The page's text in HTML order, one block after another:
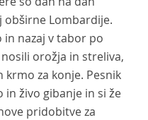
obširne Lombardije.
in nazaj v tabor po
orožja in streliva,
krmo za konje. Pesnik
in živo gibanje in si že
pridobitve za